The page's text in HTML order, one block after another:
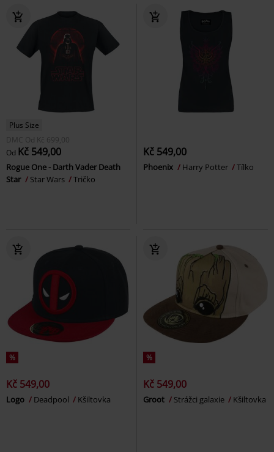
Plus Size
DMC Od Kč 699,00
Od Kč 549,00
Rogue One - Darth Vader Death
Star
Star Wars Tričko
Kč 549,00
Phoenix Harry Potter Tílko
%
Kč 549,00
Logo Deadpool Kšiltovka
%
Kč 549,00
Groot Strážci galaxie Kšiltovka